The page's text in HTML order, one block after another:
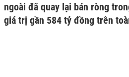
ngoài đã quay lại bán ròng
giá trị gần 584 tỷ đồng trên